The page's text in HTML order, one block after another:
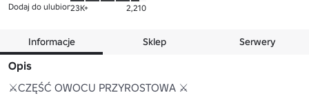
Dodaj do ulubionych
23K+ 2,210
Informacje Sklep Serwery
Opis
⚔️CZĘŚĆ OWOCU PRZYROSTOWA ⚔️